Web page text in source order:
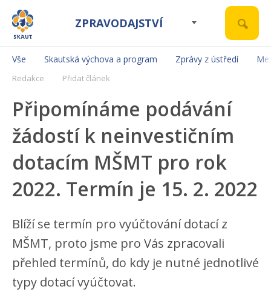
ZPRAVODAJSTVÍ
Vše Skautská výchova a program Zprávy z ústředí
Redakce Přidat článek
Připomínáme podávání
žádostí k neinvestičním
dotacím MŠMT pro rok
2022. Termín je 15. 2. 2022
Blíží se termín pro vyúčtování dotací z
MŠMT, proto jsme pro Vás zpracovali
přehled termínů, do kdy je nutné jednotlivé
typy dotací vyúčtovat.